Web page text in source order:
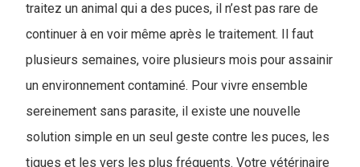
traitez un animal qui a des puces, il n’est pas rare de
continuer à en voir même après le traitement. Il faut
plusieurs semaines, voire plusieurs mois pour assainir
un environnement contaminé. Pour vivre ensemble
sereinement sans parasite, il existe une nouvelle
solution simple en un seul geste contre les puces, les
tiques et les vers les plus fréquents. Votre vétérinaire